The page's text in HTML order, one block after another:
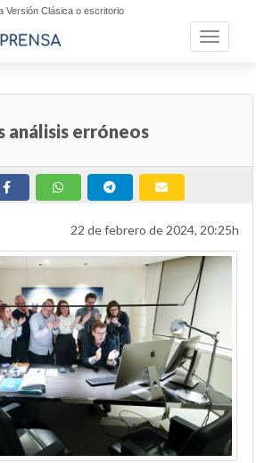
Versión Clásica o escritorio
Toggle
análisis erróneos
22 de febrero de 2024, 20:25h